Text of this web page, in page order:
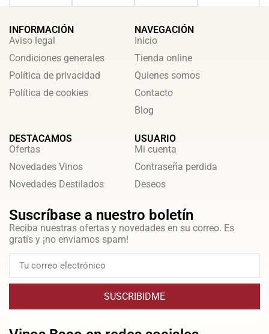
INFORMACIÓN
Aviso legal
Condiciones generales
Política de privacidad
Política de cookies
NAVEGACIÓN
Inicio
Tienda online
Quienes somos
Contacto
Blog
DESTACAMOS
Ofertas
Novedades Vinos
Novedades Destilados
USUARIO
Mi cuenta
Contraseña perdida
Deseos
Suscríbase a nuestro boletín
Reciba nuestras ofertas y novedades en su correo. Es
gratis y ¡no enviamos spam!
SUSCRIBIDME